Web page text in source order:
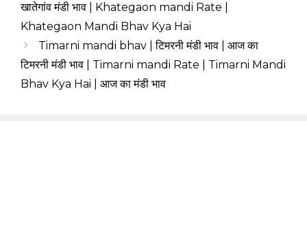
खातेगांव मंडी भाव | Khategaon mandi Rate |
Khategaon Mandi Bhav Kya Hai
Timarni mandi bhav | टिमरनी मंडी भाव | आज का
टिमरनी मंडी भाव | Timarni mandi Rate | Timarni Mandi
Bhav Kya Hai | आज का मंडी भाव